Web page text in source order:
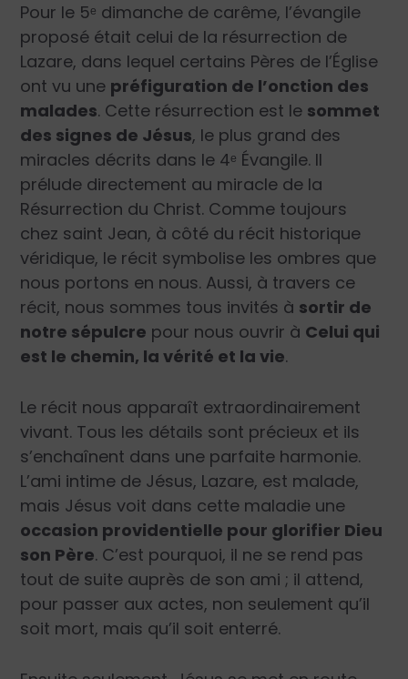
Pour le 5ᵉ dimanche de carême, l’évangile
proposé était celui de la résurrection de
Lazare, dans lequel certains Pères de l’Église
ont vu une préfiguration de l’onction des
malades. Cette résurrection est le sommet
des signes de Jésus, le plus grand des
miracles décrits dans le 4ᵉ Évangile. Il
prélude directement au miracle de la
Résurrection du Christ. Comme toujours
chez saint Jean, à côté du récit historique
véridique, le récit symbolise les ombres que
nous portons en nous. Aussi, à travers ce
récit, nous sommes tous invités à sortir de
notre sépulcre pour nous ouvrir à Celui qui
est le chemin, la vérité et la vie.
Le récit nous apparaît extraordinairement
vivant. Tous les détails sont précieux et ils
s’enchaînent dans une parfaite harmonie.
L’ami intime de Jésus, Lazare, est malade,
mais Jésus voit dans cette maladie une
occasion providentielle pour glorifier Dieu
son Père. C’est pourquoi, il ne se rend pas
tout de suite auprès de son ami ; il attend,
pour passer aux actes, non seulement qu’il
soit mort, mais qu’il soit enterré.